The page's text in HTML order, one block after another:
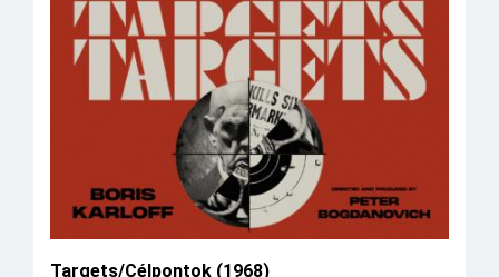
Targets/Célpontok (1968)